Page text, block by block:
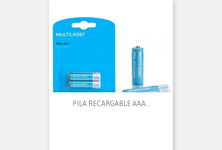
PILA RECARGABLE AAA...